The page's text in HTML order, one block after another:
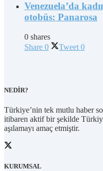
Venezuela’da
otobüs: Panarosa
0 shares
Share 0 Tweet 0
NEDİR?
Türkiye’nin tek mutlu haber
itibaren aktif bir şekilde
aşılamayı amaç etmiştir.
KURUMSAL